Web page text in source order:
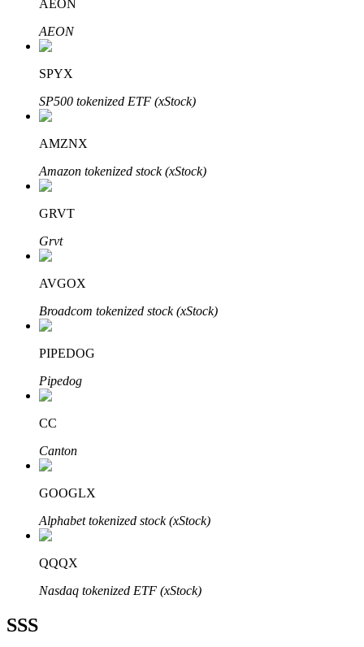
Otomatik Yatırım
Uzun vadeli kâr ve esnek çıkarlar elde edin
Bitrue
Bitrue Ortakları
AEON
AEON
SPYX
SP500 tokenized ETF (xStock)
AMZNX
Amazon tokenized stock (xStock)
GRVT
Grvt
AVGOX
Broadcom tokenized stock (xStock)
PIPEDOG
Pipedog
CC
Canton
GOOGLX
Alphabet tokenized stock (xStock)
QQQX
Nasdaq tokenized ETF (xStock)
SSS